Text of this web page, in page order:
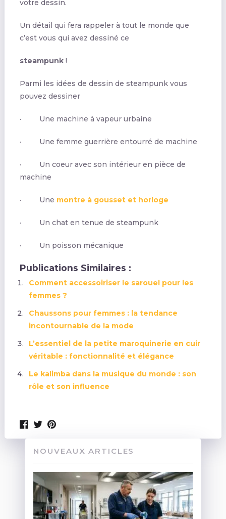
votre dessin.
Un détail qui fera rappeler à tout le monde que
c’est vous qui avez dessiné ce
steampunk!
Parmi les idées de dessin de steampunk vous
pouvez dessiner
· Une machine à vapeur urbaine
· Une femme guerrière entourré de machine
· Un coeur avec son intérieur en pièce de
machine
· Une montre à gousset et horloge
· Un chat en tenue de steampunk
· Un poisson mécanique
Publications Similaires :
Comment accessoiriser le sarouel pour les
femmes ?
Chaussons pour femmes : la tendance
incontournable de la mode
L’essentiel de la petite maroquinerie en cuir
véritable : fonctionnalité et élégance
Le kalimba dans la musique du monde : son
rôle et son influence
NOUVEAUX ARTICLES